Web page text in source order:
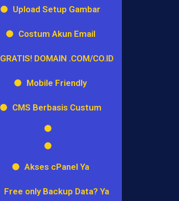
Upload Setup Gambar
Costum Akun Email
GRATIS! DOMAIN .COM/CO.ID
Mobile Friendly
CMS Berbasis Custum
Akses cPanel Ya
Free only Backup Data? Ya